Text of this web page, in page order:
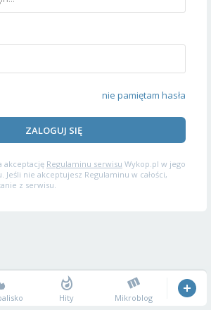
nie pamiętam hasła
ZALOGUJ SIĘ
akceptację Regulaminu serwisu Wykop.pl w jego
nie akceptujesz Regulaminu w całości,
z serwisu.
Hity Mikroblog